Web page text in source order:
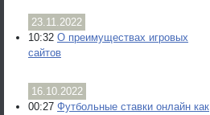
23.11.2022
10:32 О преимуществах игровых
сайтов
16.10.2022
00:27 Футбольные ставки онлайн как